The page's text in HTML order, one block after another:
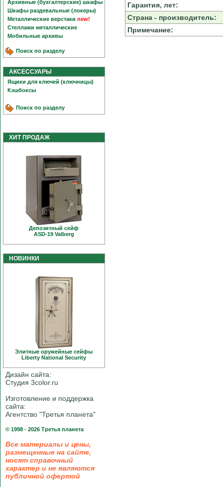
Архивные (бухгалтерские) шкафы
Шкафы раздевальные (локеры)
Металлические верстаки new!
Стеллажи металлические
Мобильные архивы
Поиск по разделу
АКСЕССУАРЫ
Ящики для ключей (ключницы)
Кэшбоксы
Поиск по разделу
ХИТ ПРОДАЖ
Депозитный сейф
ASD-19 Valberg
НОВИНКИ
Элитные оружейные сейфы
Liberty National Security
Дизайн сайта:
Студия 3color.ru
Изготовление и поддержка
сайта:
Агентство "Третья планета"
© 1998 - 2026 Третья планета
Все материалы и цены,
размещенные на сайте,
носят справочный
характер и не являются
публичной офертой
Гарантия, лет:
Страна - производитель:
Примечание: